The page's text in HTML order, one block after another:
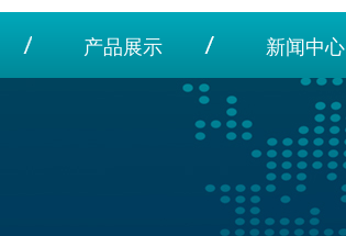
产品展示 新闻中心